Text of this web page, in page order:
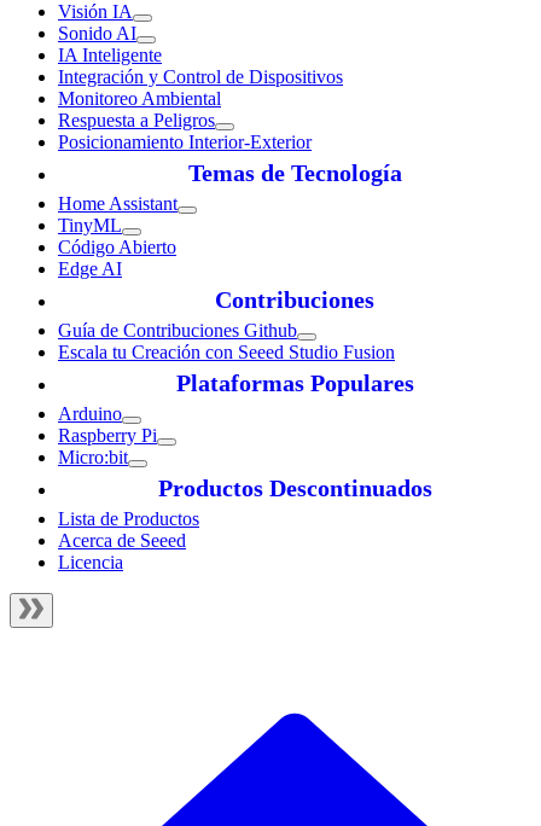
Visión IA
Sonido AI
IA Inteligente
Integración y Control de Dispositivos
Monitoreo Ambiental
Respuesta a Peligros
Posicionamiento Interior-Exterior
Temas de Tecnología
Home Assistant
TinyML
Código Abierto
Edge AI
Contribuciones
Guía de Contribuciones Github
Escala tu Creación con Seeed Studio Fusion
Plataformas Populares
Arduino
Raspberry Pi
Micro:bit
Productos Descontinuados
Lista de Productos
Acerca de Seeed
Licencia